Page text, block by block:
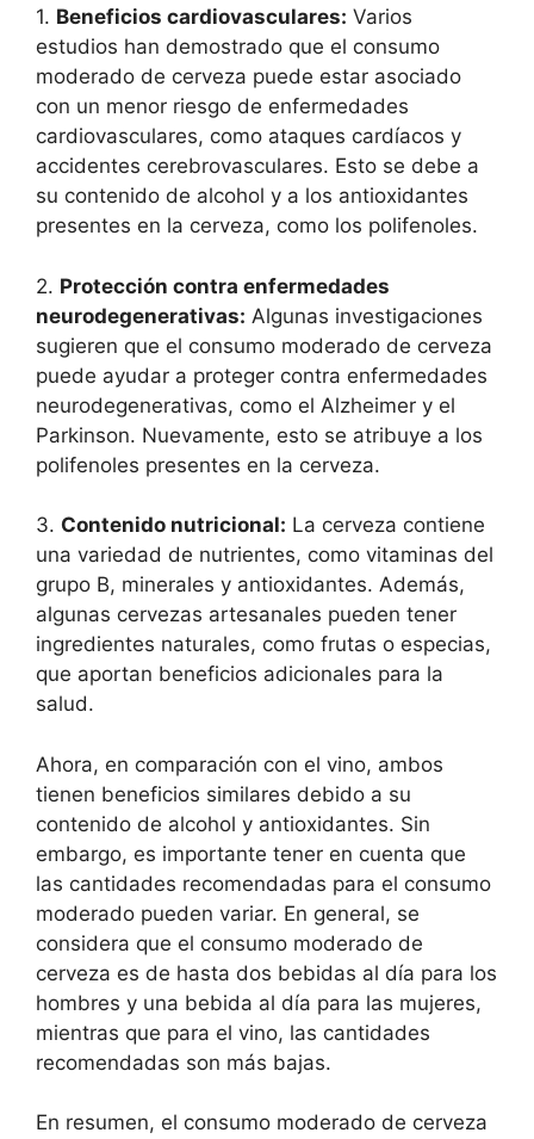
1. Beneficios cardiovasculares: Varios
estudios han demostrado que el consumo
moderado de cerveza puede estar asociado
con un menor riesgo de enfermedades
cardiovasculares, como ataques cardíacos y
accidentes cerebrovasculares. Esto se debe a
su contenido de alcohol y a los antioxidantes
presentes en la cerveza, como los polifenoles.
2. Protección contra enfermedades
neurodegenerativas: Algunas investigaciones
sugieren que el consumo moderado de cerveza
puede ayudar a proteger contra enfermedades
neurodegenerativas, como el Alzheimer y el
Parkinson. Nuevamente, esto se atribuye a los
polifenoles presentes en la cerveza.
3. Contenido nutricional: La cerveza contiene
una variedad de nutrientes, como vitaminas del
grupo B, minerales y antioxidantes. Además,
algunas cervezas artesanales pueden tener
ingredientes naturales, como frutas o especias,
que aportan beneficios adicionales para la
salud.
Ahora, en comparación con el vino, ambos
tienen beneficios similares debido a su
contenido de alcohol y antioxidantes. Sin
embargo, es importante tener en cuenta que
las cantidades recomendadas para el consumo
moderado pueden variar. En general, se
considera que el consumo moderado de
cerveza es de hasta dos bebidas al día para los
hombres y una bebida al día para las mujeres,
mientras que para el vino, las cantidades
recomendadas son más bajas.
En resumen, el consumo moderado de cerveza